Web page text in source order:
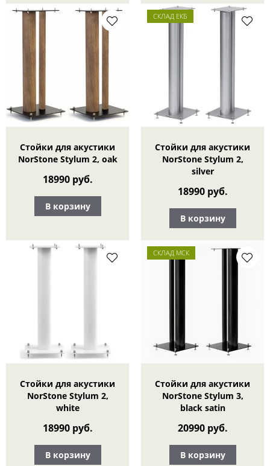
Стойки для акустики
NorStone Stylum 2, oak
18990 руб.
В корзину
СКЛАД ЕКБ
Стойки для акустики
NorStone Stylum 2,
silver
18990 руб.
В корзину
Стойки для акустики
NorStone Stylum 2,
white
18990 руб.
В корзину
СКЛАД МСК
Стойки для акустики
NorStone Stylum 3,
black satin
20990 руб.
В корзину